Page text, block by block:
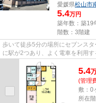
愛媛県松山市
5.4万円
築年数：築19
階数：3階建
歩いて徒歩5分の場所にセブンス
に駅が2つあり、よく電車を利用
ろにある物件はいかがでしょう...
5.4
(管理
敷：0
所在